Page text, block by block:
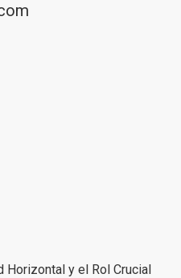
Horizontal y el Rol Crucial